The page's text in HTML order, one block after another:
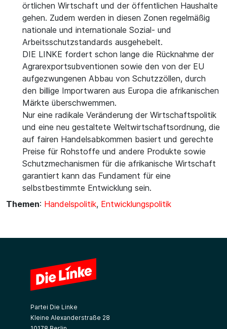
örtlichen Wirtschaft und der öffentlichen Haushalte
gehen. Zudem werden in diesen Zonen regelmäßig
nationale und internationale Sozial- und
Arbeitsschutzstandards ausgehebelt.
DIE LINKE fordert schon lange die Rücknahme der
Agrarexportsubventionen sowie den von der EU
aufgezwungenen Abbau von Schutzzöllen, durch
den billige Importwaren aus Europa die afrikanischen
Märkte überschwemmen.
Nur eine radikale Veränderung der Wirtschaftspolitik
und eine neu gestaltete Weltwirtschaftsordnung, die
auf fairen Handelsabkommen basiert und gerechte
Preise für Rohstoffe und andere Produkte sowie
Schutzmechanismen für die afrikanische Wirtschaft
garantiert kann das Fundament für eine
selbstbestimmte Entwicklung sein.
Themen: Handelspolitik, Entwicklungspolitik
Partei Die Linke
Kleine Alexanderstraße 28